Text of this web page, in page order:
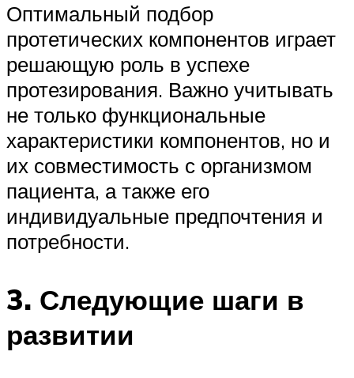
Оптимальный подбор
протетических компонентов играет
решающую роль в успехе
протезирования. Важно учитывать
не только функциональные
характеристики компонентов, но и
их совместимость с организмом
пациента, а также его
индивидуальные предпочтения и
потребности.
3. Следующие шаги в
развитии